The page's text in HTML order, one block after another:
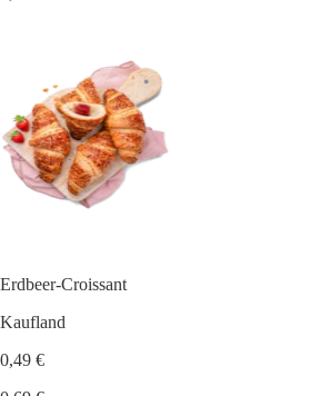
Erdbeer-Croissant
Kaufland
0,49 €